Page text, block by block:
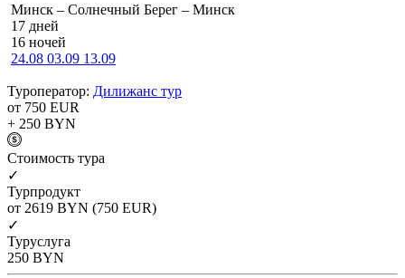
Минск – Солнечный Берег – Минск
17 дней
16 ночей
24.08 03.09 13.09
Туроператор: Дилижанс тур
от 750 EUR
+ 250 BYN
Cтоимость тура
✓
Турпродукт
от 2619 BYN (750 EUR)
✓
Туруслуга
250 BYN